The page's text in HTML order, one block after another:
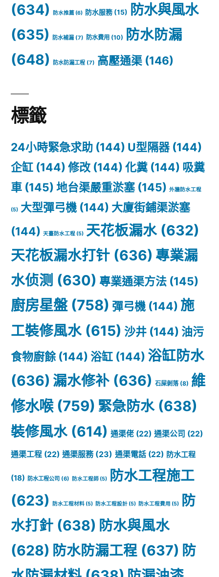
(634)
防水推薦 (6) 防水服務 (15)
防水與風水
(635)
防水補漏 (7) 防水費用 (10)
防水防漏
(648)
防水防漏工程 (7) 高壓通渠 (146)
標籤
24小時緊急求助 (144) U型隔器 (144)
企缸 (144) 修改 (144) 化糞 (144) 吸糞
車 (145) 地台渠嚴重淤塞(145) 外牆防水工程
(5) 大型彈弓機 (144) 大廈街鋪渠淤塞
(144) 天臺防水工程 (5) 天花板漏水(632)
天花板漏水打针 (636) 專業漏
水侦测 (630) 專業通渠方法 (145)
廚房星盤(758) 彈弓機 (144) 施
工裝修風水(615) 沙井 (144) 油污
食物廚餘(144) 浴缸 (144) 浴缸防水
(636) 漏水修补 (636) 石屎剝落(8) 維
修水喉(759) 緊急防水(638)
裝修風水(614) 通渠佬 (22) 通渠公司 (22)
通渠工程 (22) 通渠服務(23) 通渠電話 (22) 防水工程
(18) 防水工程公司 (6) 防水工程師 (5)
防水工程施工
(623)
防水工程材料 (5) 防水工程設計 (5) 防水工程費用 (5)
防
水打針 (638) 防水與風水
(628) 防水防漏工程 (637) 防